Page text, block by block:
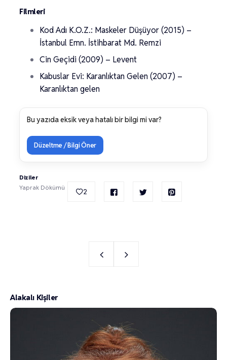
Filmleri
Kod Adı K.O.Z.: Maskeler Düşüyor (2015) –
İstanbul Emn. İstihbarat Md. Remzi
Cin Geçidi (2009) – Levent
Kabuslar Evi: Karanlıktan Gelen (2007) –
Karanlıktan gelen
Bu yazıda eksik veya hatalı bir bilgi mi var?
Düzeltme / Bilgi Öner
Diziler
Yaprak Dökümü
2
Alakalı Kişiler